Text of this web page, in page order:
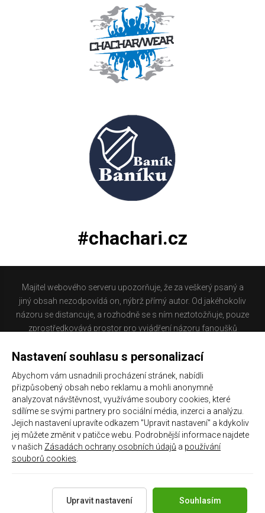
#chachari.cz
Majitel webového serveru upozorňuje, že za veškerý psaný a
jiný obsah nezodpovídá on, nýbrž přímý autor. Od jakéhokoliv
názoru se distancuje, a rozhodně se s ním neztotožňuje, pouze
zprostředkovává prostor pro vyjádření názoru fanoušků
nacházíte obsahuje materiál, který někteří lidé mohou
nejsou dle právní úpravy zákona č. 480/2004 Sb., o některých
službách informační společnosti a o změně některých zákonů
(zákon o některých službách informační společnosti) a
zejména §6 citovaného zákona, odpovědni za příspěvky
návštěvníků těchto stránek.
Galerie|Historie
Copyright 2021 ©Chachaři.czVšechna práva vyhrazena.
Nastavení souhlasu s personalizací
Abychom vám usnadnili procházení stránek, nabídli
přizpůsobený obsah nebo reklamu a mohli anonymně
analyzovat návštěvnost, využíváme soubory cookies, které
sdílíme se svými partnery pro sociální média, inzerci a analýzu.
Jejich nastavení upravíte odkazem "Upravit nastavení" a kdykoliv
jej můžete změnit v patičce webu. Podrobnější informace najdete
v našich Zásadách ochrany osobních údajů a používání
souborů cookies
Souhlasím
Upravit nastavení